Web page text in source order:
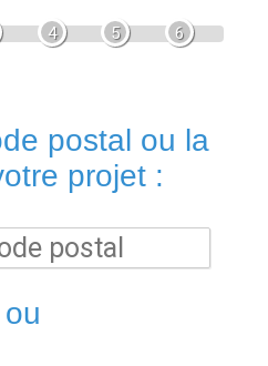
4 5 6
postal ou la
projet :
ou